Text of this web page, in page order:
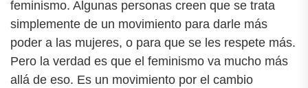
feminismo. Algunas personas creen que se trata
simplemente de un movimiento para darle más
poder a las mujeres, o para que se les respete más.
Pero la verdad es que el feminismo va mucho más
allá de eso. Es un movimiento por el cambio